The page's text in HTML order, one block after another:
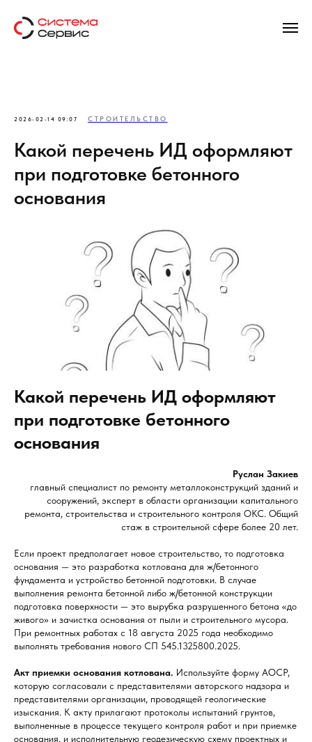
2026-02-14 09:07 СТРОИТЕЛЬСТВО
Какой перечень ИД оформляют
при подготовке бетонного
основания
Какой перечень ИД оформляют
при подготовке бетонного
основания
Руслан Закиев
главный специалист по ремонту металлоконструкций зданий и
сооружений, эксперт в области организации капитального
ремонта, строительства и строительного контроля ОКС. Общий
стаж в строительной сфере более 20 лет.
Если проект предполагает новое строительство, то подготовка
основания — это разработка котлована для ж/бетонного
фундамента и устройство бетонной подготовки. В случае
выполнения ремонта бетонной либо ж/бетонной конструкции
подготовка поверхности — это вырубка разрушенного бетона «до
живого» и зачистка основания от пыли и строительного мусора.
При ремонтных работах с 18 августа 2025 года необходимо
выполнять требования нового СП 545.1325800.2025.
Акт приемки основания котлована. Используйте форму АОСР,
которую согласовали с представителями авторского надзора и
представителями организации, проводящей геологические
изыскания. К акту прилагают протоколы испытаний грунтов,
выполненные в процессе текущего контроля работ и при приемке
основания, и исполнительную геодезическую схему проектных и